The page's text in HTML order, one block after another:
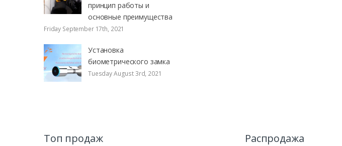
принцип работы и
основные преимущества
Friday September 17th, 2021
Установка
биометрического замка
Tuesday August 3rd, 2021
Топ продаж Распродажа